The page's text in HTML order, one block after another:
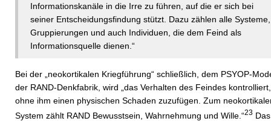
Informationskanäle in die Irre zu führen, auf die er sich bei
seiner Entscheidungsfindung stützt. Dazu zählen alle Systeme,
Gruppierungen und auch Individuen, die dem Feind als
Informationsquelle dienen.“
Bei der „neokortikalen Kriegführung“ schließlich, dem PSYOP-
der RAND-Denkfabrik, wird „das Verhalten des Feindes kontrolliert,
ohne ihm einen physischen Schaden zuzufügen. Zum
System zählt RAND Bewusstsein, Wahrnehmung und Wille.“23 Das